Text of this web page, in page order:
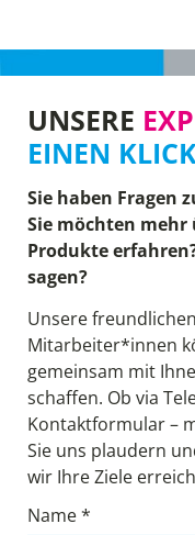
UNSERE
EINEN
Sie haben Fragen
Sie möchten
Produkte
sagen?
Unsere
Mitarbeiter*innen
gemeinsam mit
schaffen. Ob via
Kontaktformular –
Sie uns plaudern
wir Ihre Ziele
Name *